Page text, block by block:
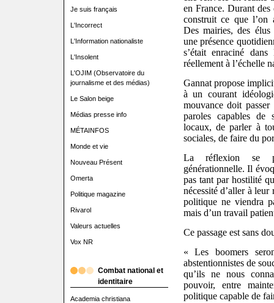
Je suis français
L'Incorrect
L'Information nationaliste
L'Insolent
L'OJIM (Observatoire du
journalisme et des médias)
Le Salon beige
Médias presse info
MÉTAINFOS
Monde et vie
Nouveau Présent
Omerta
Politique magazine
Rivarol
Valeurs actuelles
Vox NR
Combat national et
identitaire
Academia christiana
en France. Durant des
construit ce que l’on
Des mairies, des élus
une présence
s’était enraciné
réellement à l’échelle
Gannat propose
à un courant
mouvance doit
paroles capables de
locaux, de parler à
sociales, de faire du
La réflexion se
générationnelle. Il
pas tant par hostilité
nécessité d’aller à
politique ne viendra
mais d’un travail
Ce passage est sans
« Les boomers
abstentionnistes de
qu’ils ne nous
pouvoir, entre
politique capable de